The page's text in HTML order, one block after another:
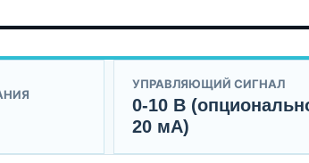
УПРАВЛЯЮЩИЙ СИГНАЛ
0-10 В
20 мА)